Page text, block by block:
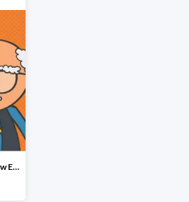
Prezenty dla Babci i Dziadka w Egmont do -25%